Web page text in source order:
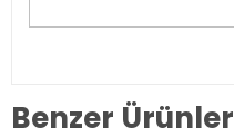
Benzer Ürünler